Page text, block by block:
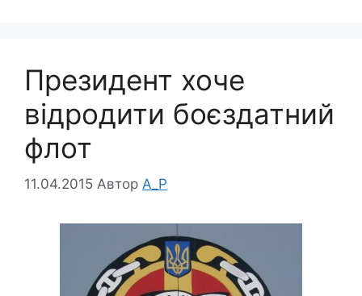
Президент хоче
відродити боєздатний
флот
11.04.2015 Автор A_P